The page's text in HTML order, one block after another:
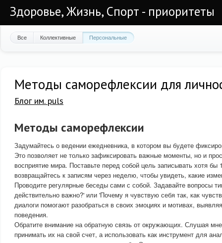
Здоровье, Жизнь, Спорт - приоритеты
Все Коллективные Персональные
Методы саморефлексии для
Блог им. puls
Методы саморефлексии
Задумайтесь о ведении ежедневника, в котором вы будете
Это позволяет не только зафиксировать важные моменты, но и
восприятие мира. Поставьте перед собой цель записывать хотя бы
возвращайтесь к записям через неделю, чтобы увидеть, какие
Проводите регулярные беседы сами с собой. Задавайте вопросы
действительно важно?' или 'Почему я чувствую себя так, как
диалоги помогают разобраться в своих эмоциях и мотивах,
поведения.
Обратите внимание на обратную связь от окружающих. Слушая
принимать их на свой счет, а использовать как инструмент для